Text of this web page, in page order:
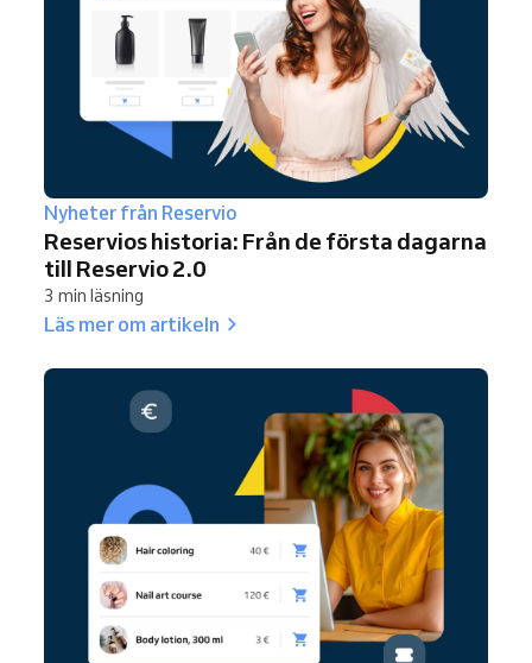
Nyheter från Reservio
Reservios historia: Från de första dagarna
till Reservio 2.0
3 min läsning
Läs mer om artikeln